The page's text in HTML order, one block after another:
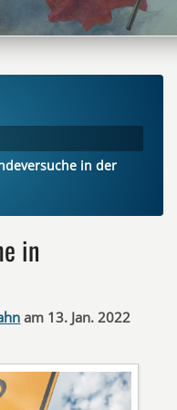
in der
in
am 13. Jan. 2022